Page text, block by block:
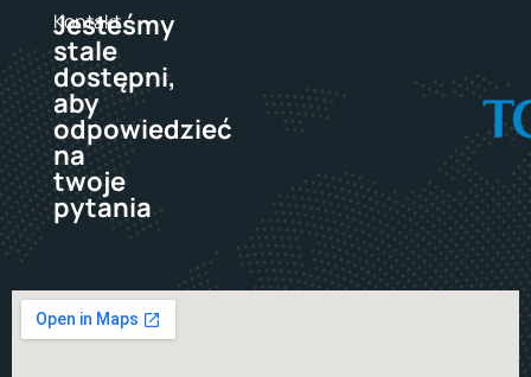
Kontakt
Jesteśmy
stale
dostępni,
aby
odpowiedzieć
na
twoje
pytania